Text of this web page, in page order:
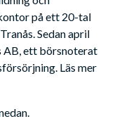
på ett 20-tal
Sedan april
AB, ett börsnoterat
Läs mer